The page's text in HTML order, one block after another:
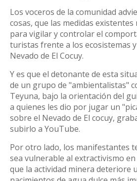
Los voceros de la comunidad
cosas, que las medidas
para vigilar y controlar el
turistas frente a los ecosistemas
Nevado de El Cocuy.
Y es que el detonante de esta
de un grupo de "ambientalistas"
Teyuna, bajo la orientación del
a quienes les dio por jugar un
sobre el Nevado de El cocuy,
subirlo a YouTube.
Por otro lado, los manifestantes
sea vulnerable al extractivismo
que la actividad minera deteriore